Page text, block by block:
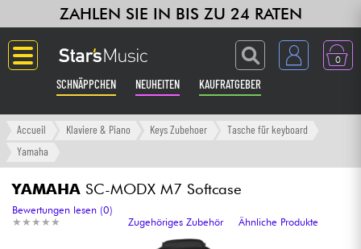
ZAHLEN SIE IN BIS ZU 24 RATEN
0
SCHNÄPPCHEN NEUHEITEN KAUFRATGEBER
Langue
Verstärker & Effekte
Accueil Klaviere & Piano Keys Zubehoer
Tasche für keyboard
Yamaha
YAMAHA SC-MODX M7 Softcase
★ ★ ★ ★ ★
★ ★ ★ ★ ★
Bewertungen lesen (0)
Zugehöriges Zubehör
Ähnliche Produkte